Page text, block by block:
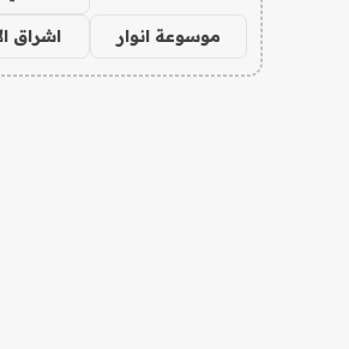
موسوعة انوار اشراق